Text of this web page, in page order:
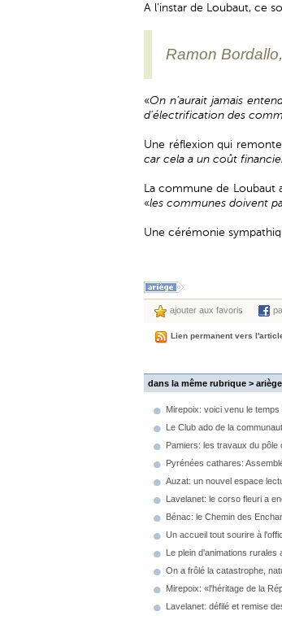
A l’instar de Loubaut, ce
Ramon
«On n’aurait jamais
d’électrification des
Une réflexion qui
car cela a un coût
La commune de Loubaut
«les communes doivent
Une cérémonie
ajouter aux favoris
Lien permanent vers
dans la même rubrique >
Mirepoix: voici venu le
Le Club ado de la
Pamiers: les travaux du pôle
Pyrénées cathares:
Auzat: un nouvel espace
Lavelanet: le corso fleuri a
Bénac: le Chemin des
Un accueil tout sourire à
Le plein d'animations rurales
On a frôlé la catastrophe,
Mirepoix: «l'héritage de la
Lavelanet: défilé et remise